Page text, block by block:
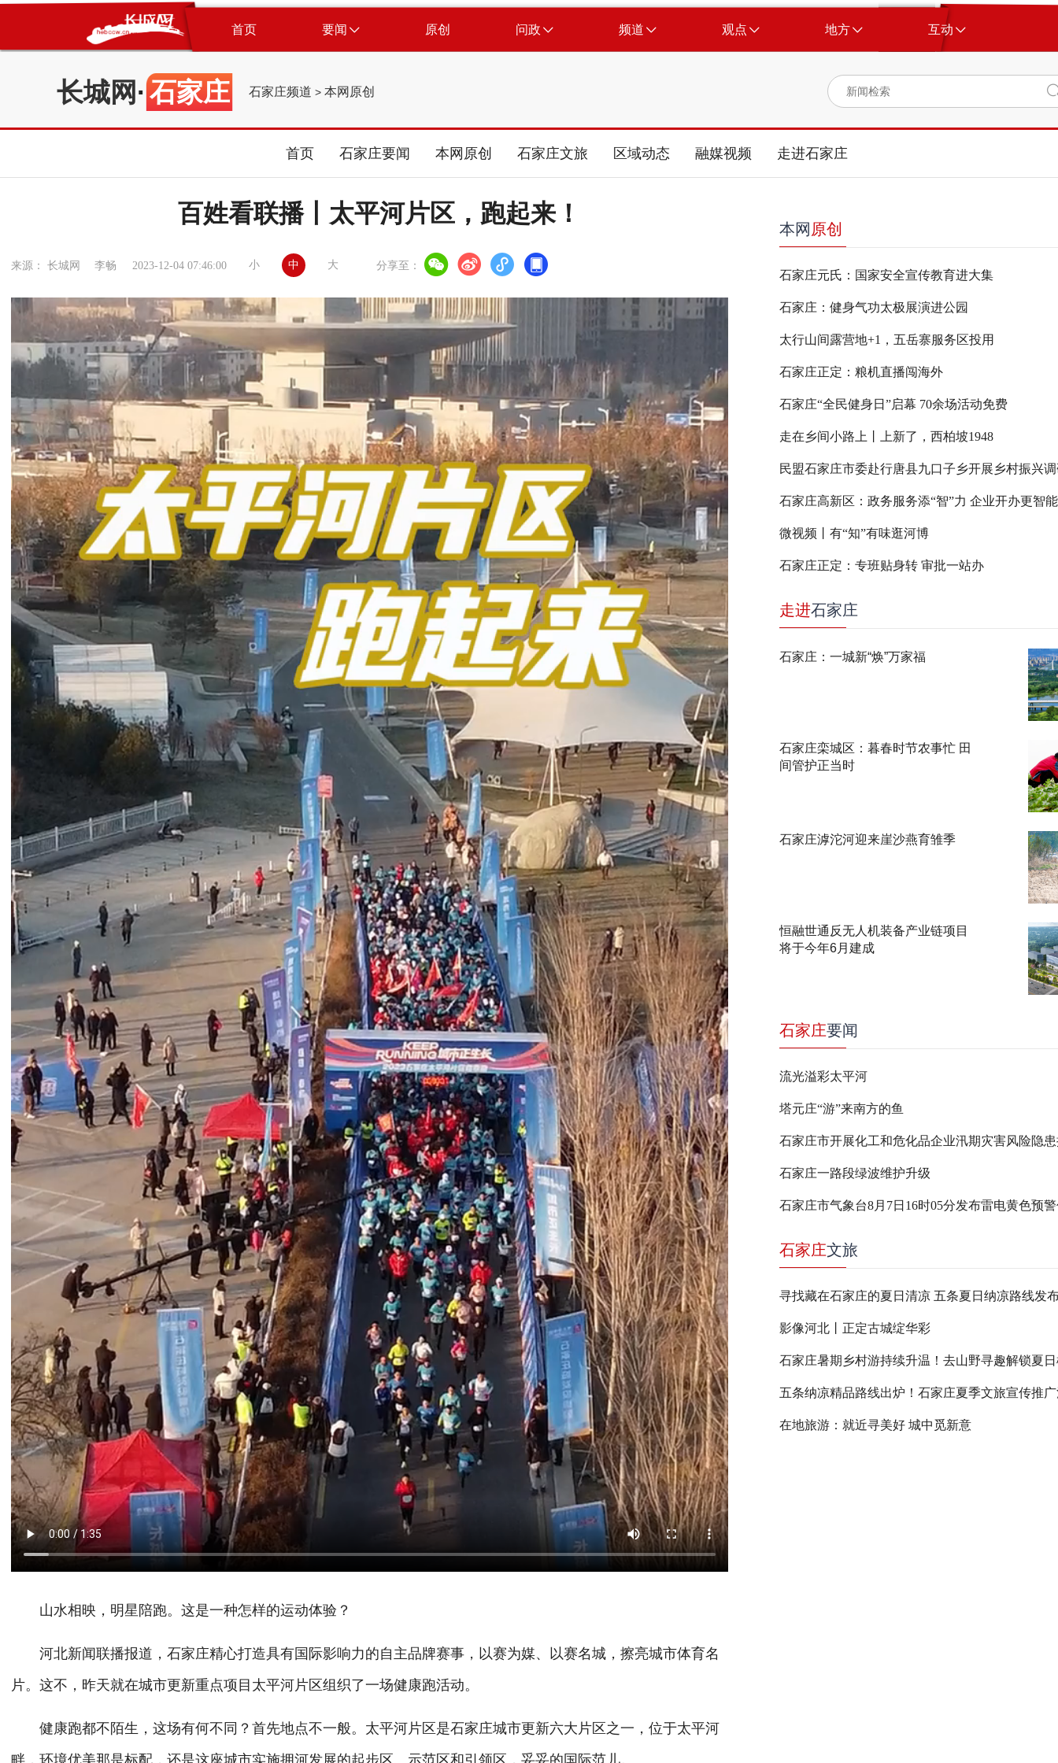
首页 要闻 原创 问政 频道 观点 地方 互动
长城网 ·石家庄 石家庄频道 > 本网原创
首页 石家庄要闻 本网原创 石家庄文旅 区域动态 融媒视频 走进石家庄
百姓看联播丨太平河片区，跑起来！
来源： 长城网 李畅 2023-12-04 07:46:00 小 中 大 分享至：
山水相映，明星陪跑。这是一种怎样的运动体验？
河北新闻联播报道，石家庄精心打造具有国际影响力的自主品牌赛事，以赛为媒、以赛名城，擦亮城市体育名
片。这不，昨天就在城市更新重点项目太平河片区组织了一场健康跑活动。
健康跑都不陌生，这场有何不同？首先地点不一般。太平河片区是石家庄城市更新六大片区之一，位于太平河
本网 原创
石家庄元氏：国家安全宣传教育进大集
石家庄：健身气功太极展演进公园
太行山间露营地+1，五岳寨服务区投用
石家庄正定：粮机直播闯海外
石家庄“全民健身日”启幕 70余场活动免费
走在乡间小路上丨上新了，西柏坡1948
民盟石家庄市委赴行唐县九口子乡开展乡村振兴
石家庄高新区：政务服务添“智”力 企业开办更智能
微视频丨有“知”有味逛河博
石家庄正定：专班贴身转 审批一站办
走进石家庄
石家庄：一城新“焕”万家福
石家庄栾城区：暮春时节农事忙 田
间管护正当时
石家庄滹沱河迎来崖沙燕育雏季
恒融世通反无人机装备产业链项目
将于今年6月建成
石家庄要闻
流光溢彩太平河
塔元庄“游”来南方的鱼
石家庄市开展化工和危化品企业汛期灾害风险隐
石家庄一路段绿波维护升级
石家庄市气象台8月7日16时05分发布雷电黄色预
石家庄文旅
寻找藏在石家庄的夏日清凉 五条夏日纳凉路线发
影像河北丨正定古城绽华彩
五条纳凉精品路线出炉！石家庄夏季文旅宣传推
在地旅游：就近寻美好 城中觅新意